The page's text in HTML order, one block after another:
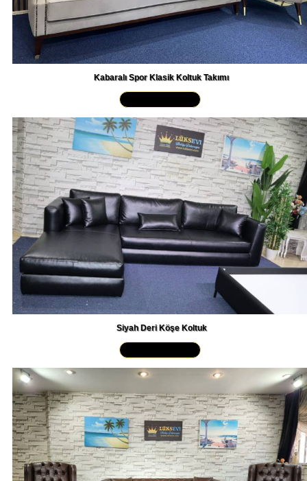
Kabaralı Spor Klasik Koltuk Takımı
Siyah Deri Köşe Koltuk